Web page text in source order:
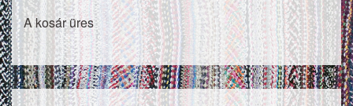
A kosár üres